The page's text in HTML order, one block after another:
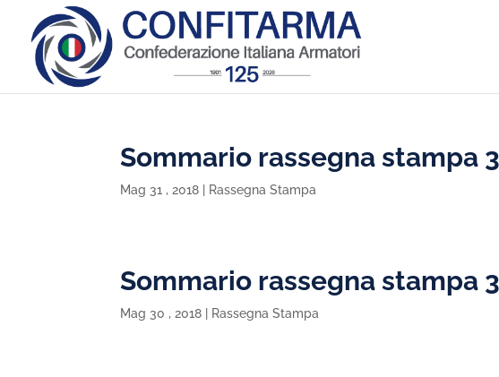
Sommario rassegna stampa
Mag 31 , 2018 Rassegna Stampa
Sommario rassegna stampa
Mag 30 , 2018 Rassegna Stampa